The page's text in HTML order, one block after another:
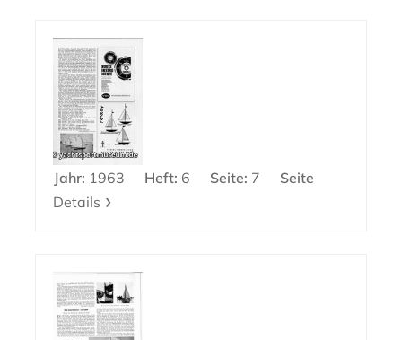
Jahr: 1963 Heft: 6 Seite: 7
Seite
Details